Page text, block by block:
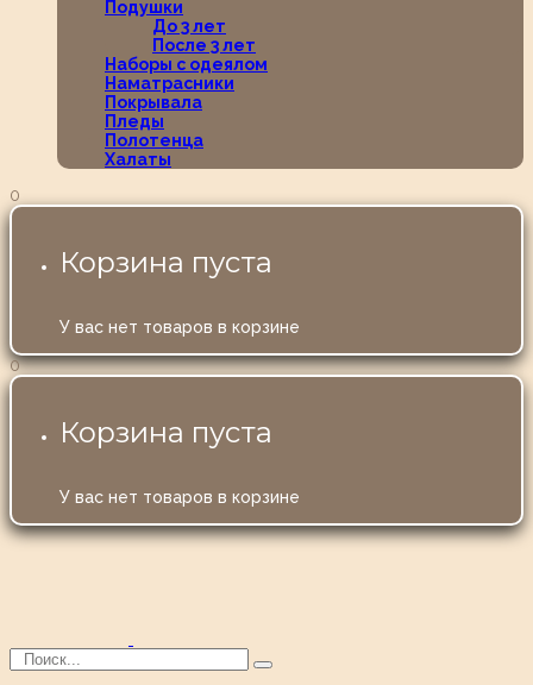
Подушки
До 3 лет
После 3 лет
Наборы с одеялом
Наматрасники
Покрывала
Пледы
Полотенца
Халаты
0
Корзина пуста
У вас нет товаров в корзине
0
Корзина пуста
У вас нет товаров в корзине